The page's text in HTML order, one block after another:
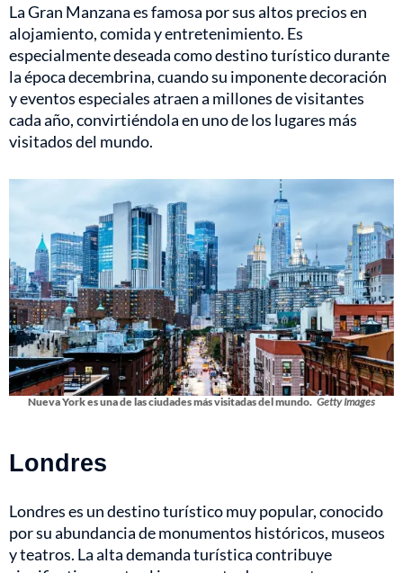
La Gran Manzana es famosa por sus altos precios en
alojamiento, comida y entretenimiento. Es
especialmente deseada como destino turístico durante
la época decembrina, cuando su imponente decoración
y eventos especiales atraen a millones de visitantes
cada año, convirtiéndola en uno de los lugares más
visitados del mundo.
Nueva York es una de las ciudades más visitadas del mundo. Getty Images
Londres
Londres es un destino turístico muy popular, conocido
por su abundancia de monumentos históricos, museos
y teatros. La alta demanda turística contribuye